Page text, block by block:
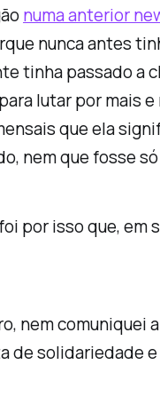
numa anterior
nunca antes
tinha passado a
lutar por mais
que ela
nem que fosse
por isso que,
nem
solidariedade